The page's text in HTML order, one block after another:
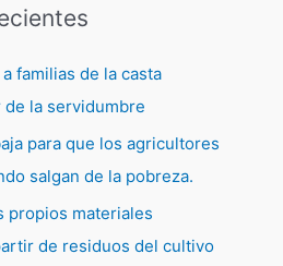
familias de la casta
de la servidumbre
para que los agricultores
salgan de la pobreza.
propios materiales
de residuos del cultivo